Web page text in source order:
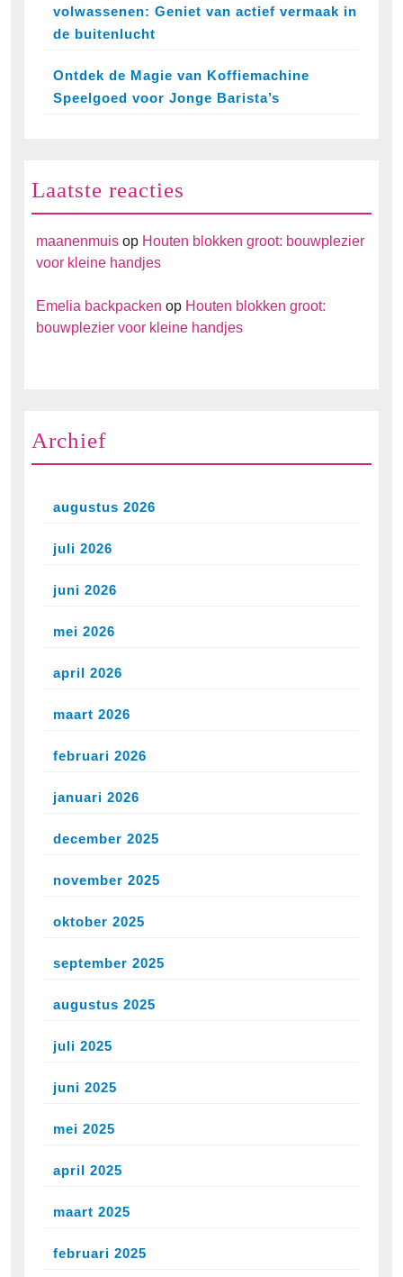
volwassenen: Geniet van actief vermaak in
de buitenlucht
Ontdek de Magie van Koffiemachine
Speelgoed voor Jonge Barista’s
Laatste reacties
maanenmuis op Houten blokken groot: bouwplezier
voor kleine handjes
Emelia backpacken op Houten blokken groot:
bouwplezier voor kleine handjes
Archief
augustus 2026
juli 2026
juni 2026
mei 2026
april 2026
maart 2026
februari 2026
januari 2026
december 2025
november 2025
oktober 2025
september 2025
augustus 2025
juli 2025
juni 2025
mei 2025
april 2025
maart 2025
februari 2025